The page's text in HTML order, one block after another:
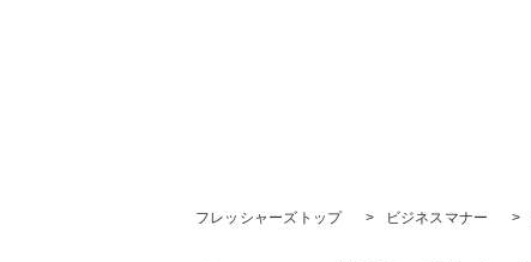
フレッシャーズトップ > ビジネスマナー >